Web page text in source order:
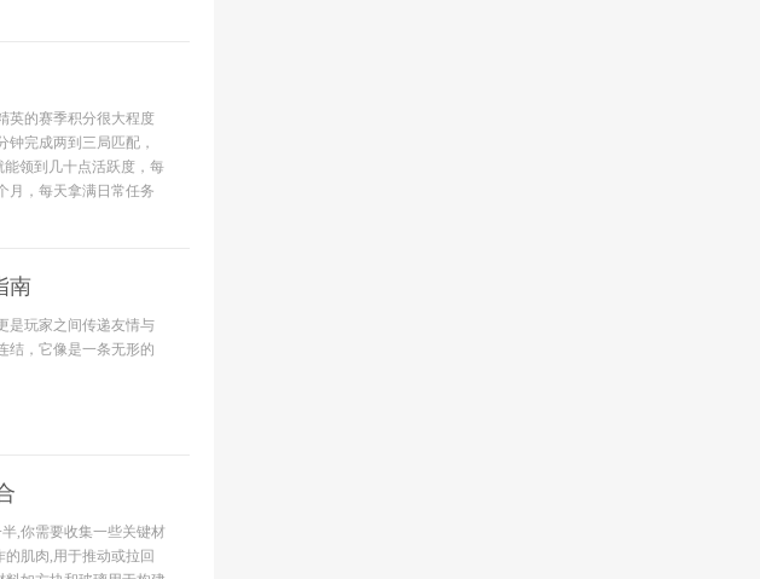
英的赛季积分很大程度
钟完成两到三局匹配，
能领到几十点活跃度，每
月，每天拿满日常任务
南
是玩家之间传递友情与
结，它像是一条无形的
,你需要收集一些关键材
肌肉,用于推动或拉回